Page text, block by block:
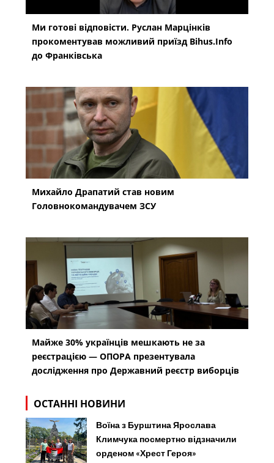
Ми готові відповісти. Руслан Марцінків
прокоментував можливий приїзд Bihus.Info
до Франківська
Михайло Драпатий став новим
Головнокомандувачем ЗСУ
Майже 30% українців мешкають не за
реєстрацією — ОПОРА презентувала
дослідження про Державний реєстр виборців
ОСТАННІ НОВИНИ
Воїна з Бурштина Ярослава
Климчука посмертно відзначили
орденом «Хрест Героя»